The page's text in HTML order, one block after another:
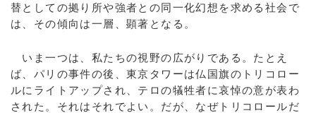
替としての拠り所や強者との同一化幻想を求める社会で
は、その傾向は一層、顕著となる。
いま一つは、私たちの視野の広がりである。たとえ
ば、パリの事件の後、東京タワーは仏国旗のトリコロー
ルにライトアップされ、テロの犠牲者に哀悼の意が表わ
された。それはそれでよい。だが、なぜトリコロールだ